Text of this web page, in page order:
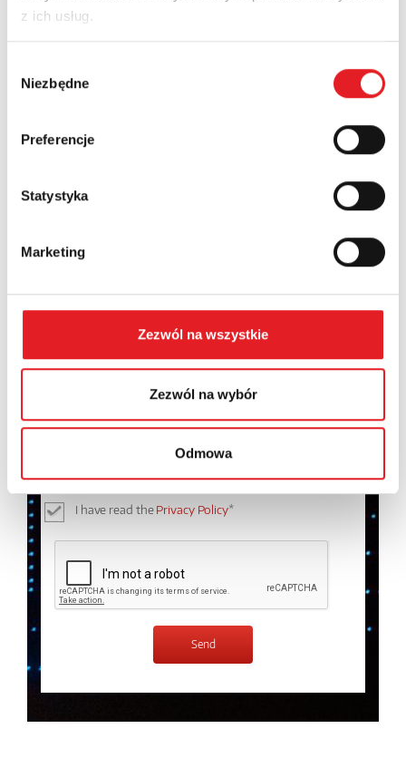
z ich usług.
zgody
Niezbędne
Preferencje
Statystyka
Marketing
Zezwól na wszystkie
Zezwól na wybór
Odmowa
Email: *
Company:
Relpol S.A. More information on the processing of
I have read thePrivacy Policy*